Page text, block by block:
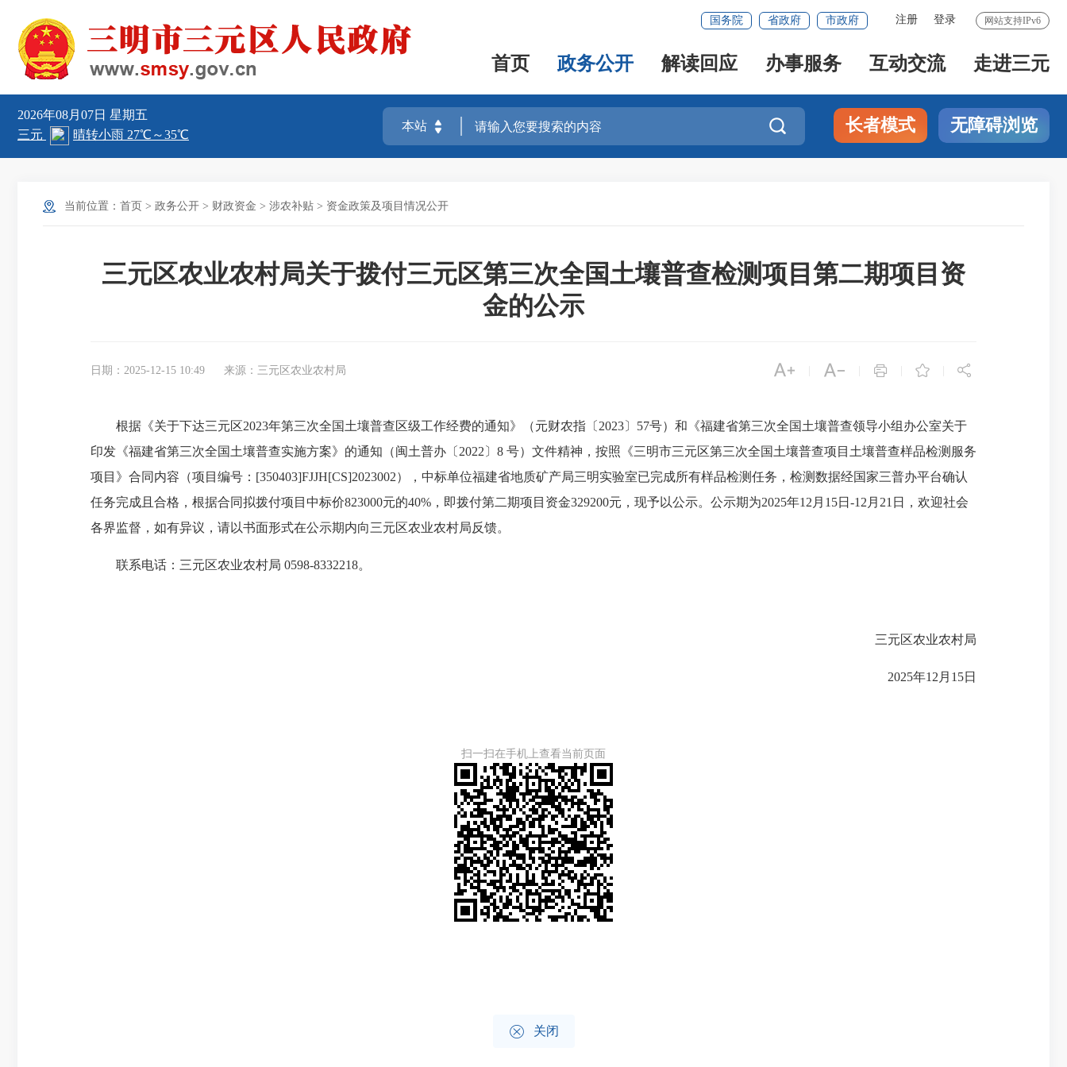
网站支持IPv6
注册 登录
国务院 省政府 市政府
首页 政务公开 解读回应 办事服务 互动交流 走进三元
2026年08月07日 星期五
 长者模式 无障碍浏览
当前位置： 首页 > 政务公开 > 财政资金 > 涉农补贴 > 资金政策及项目情况公开
三元区农业农村局关于拨付三元区第三次全国土壤普查检测项目第二期项目资
金的公示
日期：2025-12-15 10:49 来源：三元区农业农村局     
根据《关于下达三元区2023年第三次全国土壤普查区级工作经费的通知》（元财农指〔2023〕57号）和《福建省第三次全国土壤普查领导小组办公室关于
印发《福建省第三次全国土壤普查实施方案》的通知（闽土普办〔2022〕8 号）文件精神，按照《三明市三元区第三次全国土壤普查项目土壤普查样品检测服务
项目》合同内容（项目编号：[350403]FJJH[CS]2023002），中标单位福建省地质矿产局三明实验室已完成所有样品检测任务，检测数据经国家三普办平台确认
任务完成且合格，根据合同拟拨付项目中标价823000元的40%，即拨付第二期项目资金329200元，现予以公示。公示期为2025年12月15日-12月21日，欢迎社会
各界监督，如有异议，请以书面形式在公示期内向三元区农业农村局反馈。
联系电话：三元区农业农村局 0598-8332218。
三元区农业农村局
2025年12月15日
扫一扫在手机上查看当前页面
 关闭